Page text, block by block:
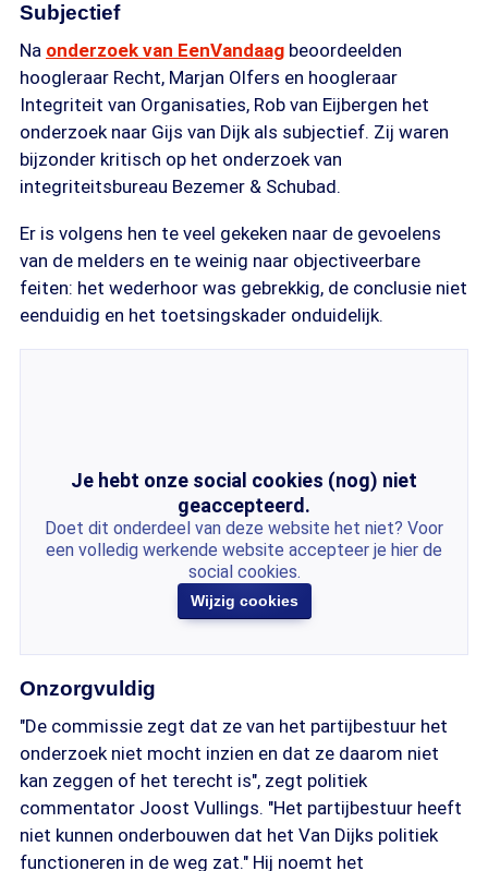
Subjectief
Na onderzoek van EenVandaag beoordeelden
hoogleraar Recht, Marjan Olfers en hoogleraar
Integriteit van Organisaties, Rob van Eijbergen het
onderzoek naar Gijs van Dijk als subjectief. Zij waren
bijzonder kritisch op het onderzoek van
integriteitsbureau Bezemer & Schubad.
Er is volgens hen te veel gekeken naar de gevoelens
van de melders en te weinig naar objectiveerbare
feiten: het wederhoor was gebrekkig, de conclusie niet
eenduidig en het toetsingskader onduidelijk.
Je hebt onze social cookies (nog) niet
geaccepteerd.
Doet dit onderdeel van deze website het niet? Voor
een volledig werkende website accepteer je hier de
social cookies.
Wijzig cookies
Onzorgvuldig
"De commissie zegt dat ze van het partijbestuur het
onderzoek niet mocht inzien en dat ze daarom niet
kan zeggen of het terecht is", zegt politiek
commentator Joost Vullings. "Het partijbestuur heeft
niet kunnen onderbouwen dat het Van Dijks politiek
functioneren in de weg zat." Hij noemt het